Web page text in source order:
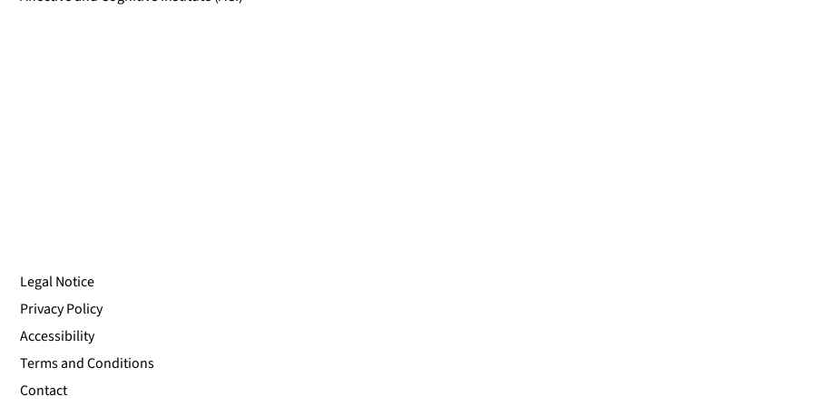
Legal Notice
Privacy Policy
Accessibility
Terms and Conditions
Contact